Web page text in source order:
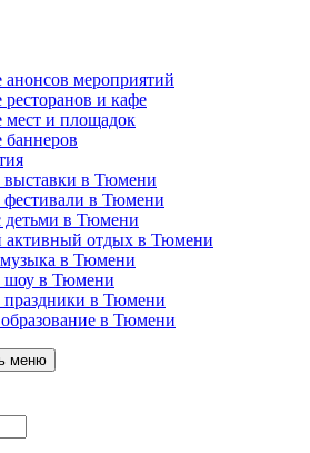
анонсов мероприятий
и кафе
мест и площадок
баннеров
выставки в Тюмени
фестивали в Тюмени
детьми в Тюмени
активный отдых в Тюмени
музыка в Тюмени
шоу в Тюмени
праздники в Тюмени
в Тюмени
меню